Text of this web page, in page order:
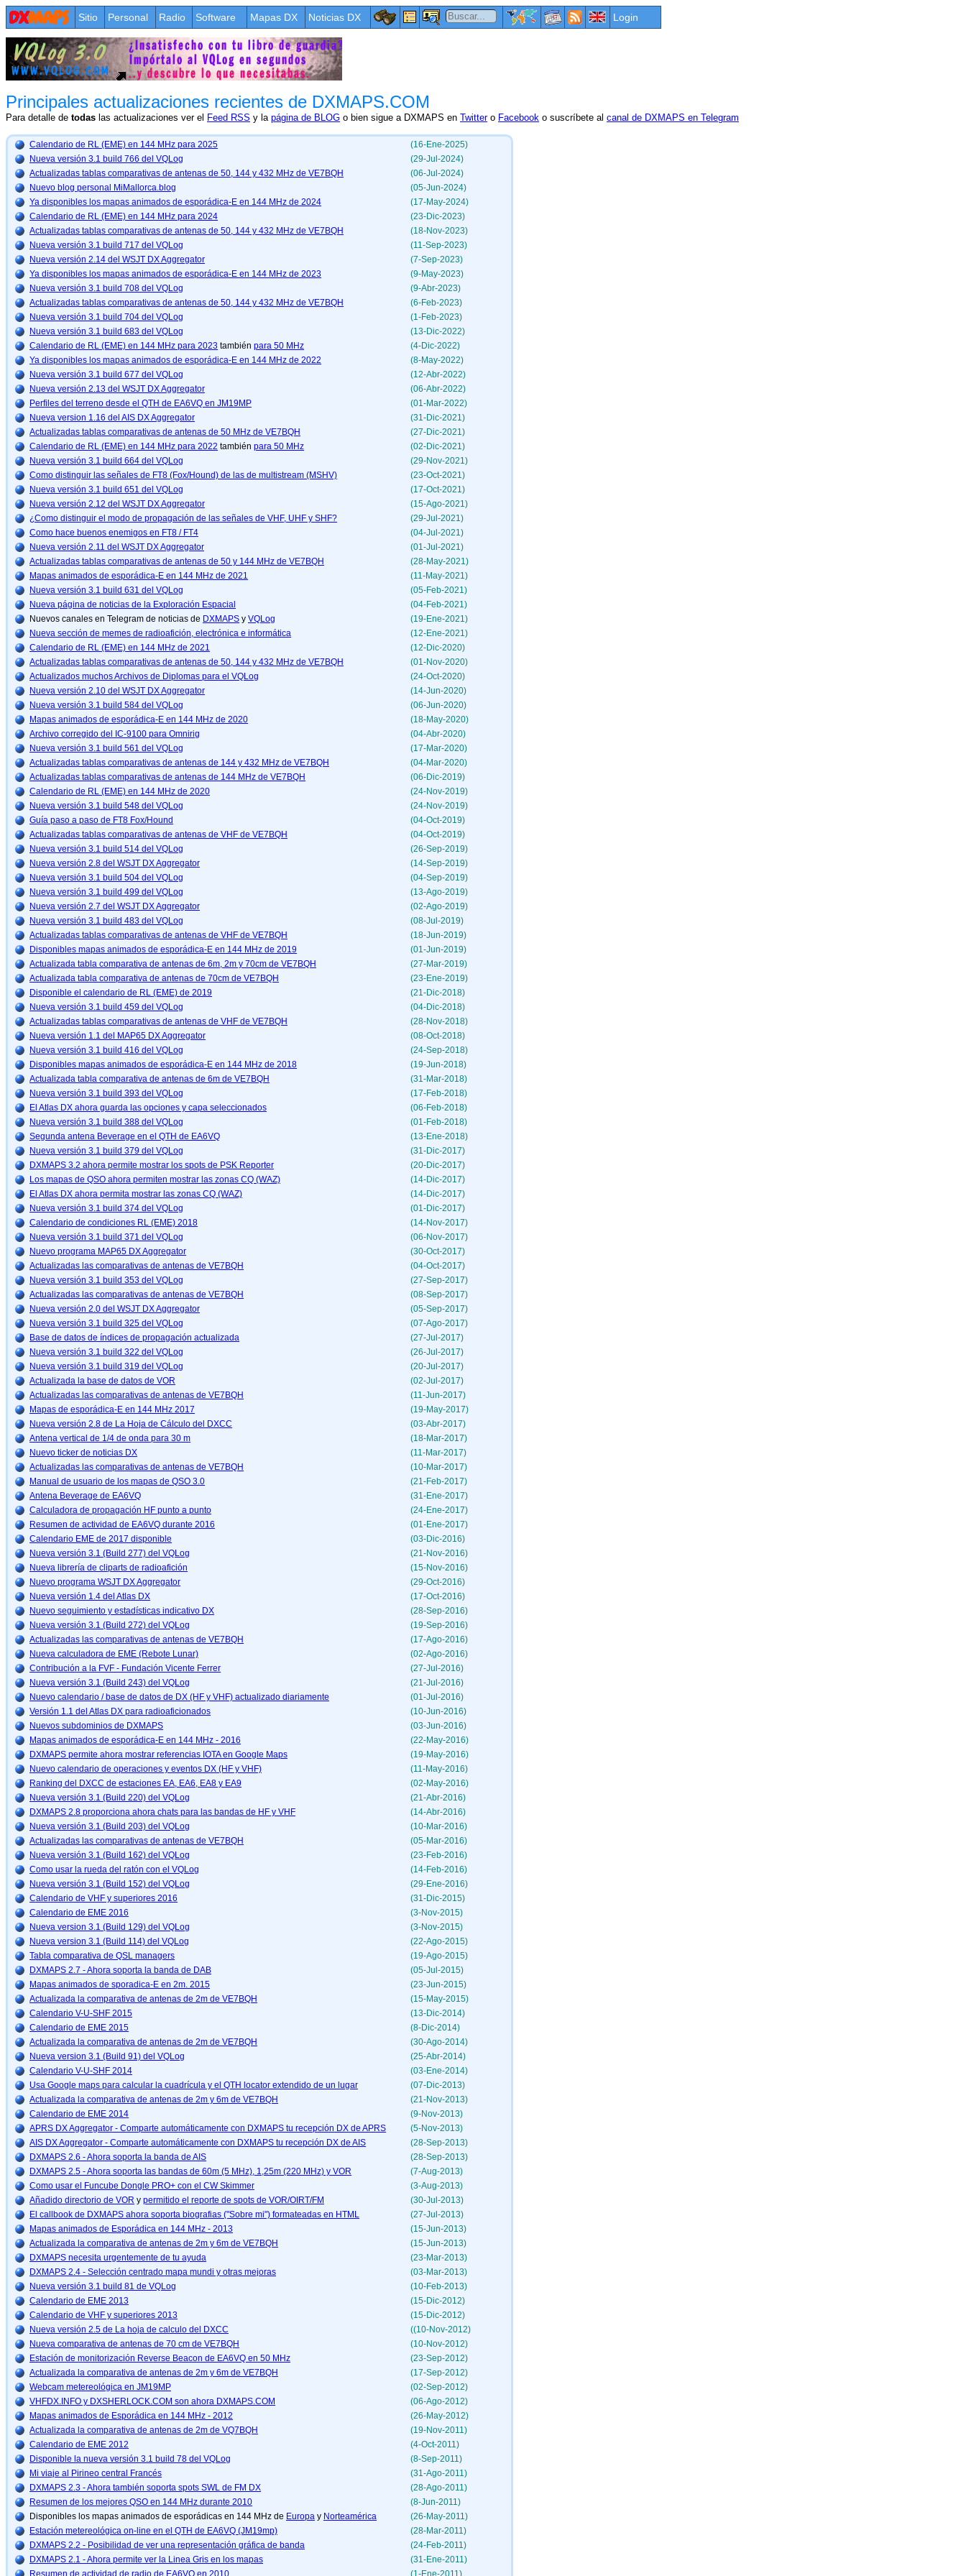
Sitio Personal Radio Software Mapas DX Noticias DX Login
Principales actualizaciones recientes de DXMAPS.COM
Para detalle de todas las actualizaciones ver el Feed RSS y la página de BLOG o bien sigue a DXMAPS en Twittero Facebook o suscríbete al canal de DXMAPS en Telegram
Calendario de RL (EME) en 144 MHz para 2025
(16-Ene-2025)
Nueva versión 3.1 build 766 del VQLog
(29-Jul-2024)
Actualizadas tablas comparativas de antenas de 50, 144 y 432 MHz de VE7BQH
(06-Jul-2024)
Nuevo blog personal MiMallorca.blog
(05-Jun-2024)
Ya disponibles los mapas animados de esporádica-E en 144 MHz de 2024
(17-May-2024)
Calendario de RL (EME) en 144 MHz para 2024
(23-Dic-2023)
Actualizadas tablas comparativas de antenas de 50, 144 y 432 MHz de VE7BQH
(18-Nov-2023)
Nueva versión 3.1 build 717 del VQLog
(11-Sep-2023)
Nueva versión 2.14 del WSJT DX Aggregator
(7-Sep-2023)
Ya disponibles los mapas animados de esporádica-E en 144 MHz de 2023
(9-May-2023)
Nueva versión 3.1 build 708 del VQLog
(9-Abr-2023)
Actualizadas tablas comparativas de antenas de 50, 144 y 432 MHz de VE7BQH
(6-Feb-2023)
Nueva versión 3.1 build 704 del VQLog
(1-Feb-2023)
Nueva versión 3.1 build 683 del VQLog
(13-Dic-2022)
Calendario de RL (EME) en 144 MHz para 2023 también para 50 MHz
(4-Dic-2022)
Ya disponibles los mapas animados de esporádica-E en 144 MHz de 2022
(8-May-2022)
Nueva versión 3.1 build 677 del VQLog
(12-Abr-2022)
Nueva versión 2.13 del WSJT DX Aggregator
(06-Abr-2022)
Perfiles del terreno desde el QTH de EA6VQ en JM19MP
(01-Mar-2022)
Nueva version 1.16 del AIS DX Aggregator
(31-Dic-2021)
Actualizadas tablas comparativas de antenas de 50 MHz de VE7BQH
(27-Dic-2021)
Calendario de RL (EME) en 144 MHz para 2022 también para 50 MHz
(02-Dic-2021)
Nueva versión 3.1 build 664 del VQLog
(29-Nov-2021)
Como distinguir las señales de FT8 (Fox/Hound) de las de multistream (MSHV)
(23-Oct-2021)
Nueva versión 3.1 build 651 del VQLog
(17-Oct-2021)
Nueva versión 2.12 del WSJT DX Aggregator
(15-Ago-2021)
¿Como distinguir el modo de propagación de las señales de VHF, UHF y SHF?
(29-Jul-2021)
Como hace buenos enemigos en FT8 / FT4
(04-Jul-2021)
Nueva versión 2.11 del WSJT DX Aggregator
(01-Jul-2021)
Actualizadas tablas comparativas de antenas de 50 y 144 MHz de VE7BQH
(28-May-2021)
Mapas animados de esporádica-E en 144 MHz de 2021
(11-May-2021)
Nueva versión 3.1 build 631 del VQLog
(05-Feb-2021)
Nueva página de noticias de la Exploración Espacial
(04-Feb-2021)
Nuevos canales en Telegram de noticias de DXMAPS y VQLog
(19-Ene-2021)
Nueva sección de memes de radioafición, electrónica e informática
(12-Ene-2021)
Calendario de RL (EME) en 144 MHz de 2021
(12-Dic-2020)
Actualizadas tablas comparativas de antenas de 50, 144 y 432 MHz de VE7BQH
(01-Nov-2020)
Actualizados muchos Archivos de Diplomas para el VQLog
(24-Oct-2020)
Nueva versión 2.10 del WSJT DX Aggregator
(14-Jun-2020)
Nueva versión 3.1 build 584 del VQLog
(06-Jun-2020)
Mapas animados de esporádica-E en 144 MHz de 2020
(18-May-2020)
Archivo corregido del IC-9100 para Omnirig
(04-Abr-2020)
Nueva versión 3.1 build 561 del VQLog
(17-Mar-2020)
Actualizadas tablas comparativas de antenas de 144 y 432 MHz de VE7BQH
(04-Mar-2020)
Actualizadas tablas comparativas de antenas de 144 MHz de VE7BQH
(06-Dic-2019)
Calendario de RL (EME) en 144 MHz de 2020
(24-Nov-2019)
Nueva versión 3.1 build 548 del VQLog
(24-Nov-2019)
Guía paso a paso de FT8 Fox/Hound
(04-Oct-2019)
Actualizadas tablas comparativas de antenas de VHF de VE7BQH
(04-Oct-2019)
Nueva versión 3.1 build 514 del VQLog
(26-Sep-2019)
Nueva versión 2.8 del WSJT DX Aggregator
(14-Sep-2019)
Nueva versión 3.1 build 504 del VQLog
(04-Sep-2019)
Nueva versión 3.1 build 499 del VQLog
(13-Ago-2019)
Nueva versión 2.7 del WSJT DX Aggregator
(02-Ago-2019)
Nueva versión 3.1 build 483 del VQLog
(08-Jul-2019)
Actualizadas tablas comparativas de antenas de VHF de VE7BQH
(18-Jun-2019)
Disponibles mapas animados de esporádica-E en 144 MHz de 2019
(01-Jun-2019)
Actualizada tabla comparativa de antenas de 6m, 2m y 70cm de VE7BQH
(27-Mar-2019)
Actualizada tabla comparativa de antenas de 70cm de VE7BQH
(23-Ene-2019)
Disponible el calendario de RL (EME) de 2019
(21-Dic-2018)
Nueva versión 3.1 build 459 del VQLog
(04-Dic-2018)
Actualizadas tablas comparativas de antenas de VHF de VE7BQH
(28-Nov-2018)
Nueva versión 1.1 del MAP65 DX Aggregator
(08-Oct-2018)
Nueva versión 3.1 build 416 del VQLog
(24-Sep-2018)
Disponibles mapas animados de esporádica-E en 144 MHz de 2018
(19-Jun-2018)
Actualizada tabla comparativa de antenas de 6m de VE7BQH
(31-Mar-2018)
Nueva versión 3.1 build 393 del VQLog
(17-Feb-2018)
El Atlas DX ahora guarda las opciones y capa seleccionados
(06-Feb-2018)
Nueva versión 3.1 build 388 del VQLog
(01-Feb-2018)
Segunda antena Beverage en el QTH de EA6VQ
(13-Ene-2018)
Nueva versión 3.1 build 379 del VQLog
(31-Dic-2017)
DXMAPS 3.2 ahora permite mostrar los spots de PSK Reporter
(20-Dic-2017)
Los mapas de QSO ahora permiten mostrar las zonas CQ (WAZ)
(14-Dic-2017)
El Atlas DX ahora permita mostrar las zonas CQ (WAZ)
(14-Dic-2017)
Nueva versión 3.1 build 374 del VQLog
(01-Dic-2017)
Calendario de condiciones RL (EME) 2018
(14-Nov-2017)
Nueva versión 3.1 build 371 del VQLog
(06-Nov-2017)
Nuevo programa MAP65 DX Aggregator
(30-Oct-2017)
Actualizadas las comparativas de antenas de VE7BQH
(04-Oct-2017)
Nueva versión 3.1 build 353 del VQLog
(27-Sep-2017)
Actualizadas las comparativas de antenas de VE7BQH
(08-Sep-2017)
Nueva versión 2.0 del WSJT DX Aggregator
(05-Sep-2017)
Nueva versión 3.1 build 325 del VQLog
(07-Ago-2017)
Base de datos de índices de propagación actualizada
(27-Jul-2017)
Nueva versión 3.1 build 322 del VQLog
(26-Jul-2017)
Nueva versión 3.1 build 319 del VQLog
(20-Jul-2017)
Actualizada la base de datos de VOR
(02-Jul-2017)
Actualizadas las comparativas de antenas de VE7BQH
(11-Jun-2017)
Mapas de esporádica-E en 144 MHz 2017
(19-May-2017)
Nueva versión 2.8 de La Hoja de Cálculo del DXCC
(03-Abr-2017)
Antena vertical de 1/4 de onda para 30 m
(18-Mar-2017)
Nuevo ticker de noticias DX
(11-Mar-2017)
Actualizadas las comparativas de antenas de VE7BQH
(10-Mar-2017)
Manual de usuario de los mapas de QSO 3.0
(21-Feb-2017)
Antena Beverage de EA6VQ
(31-Ene-2017)
Calculadora de propagación HF punto a punto
(24-Ene-2017)
Resumen de actividad de EA6VQ durante 2016
(01-Ene-2017)
Calendario EME de 2017 disponible
(03-Dic-2016)
Nueva versión 3.1 (Build 277) del VQLog
(21-Nov-2016)
Nueva librería de cliparts de radioafición
(15-Nov-2016)
Nuevo programa WSJT DX Aggregator
(29-Oct-2016)
Nueva versión 1.4 del Atlas DX
(17-Oct-2016)
Nuevo seguimiento y estadísticas indicativo DX
(28-Sep-2016)
Nueva versión 3.1 (Build 272) del VQLog
(19-Sep-2016)
Actualizadas las comparativas de antenas de VE7BQH
(17-Ago-2016)
Nueva calculadora de EME (Rebote Lunar)
(02-Ago-2016)
Contribución a la FVF - Fundación Vicente Ferrer
(27-Jul-2016)
Nueva versión 3.1 (Build 243) del VQLog
(21-Jul-2016)
Nuevo calendario / base de datos de DX (HF y VHF) actualizado diariamente
(01-Jul-2016)
Versión 1.1 del Atlas DX para radioaficionados
(10-Jun-2016)
Nuevos subdominios de DXMAPS
(03-Jun-2016)
Mapas animados de esporádica-E en 144 MHz - 2016
(22-May-2016)
DXMAPS permite ahora mostrar referencias IOTA en Google Maps
(19-May-2016)
Nuevo calendario de operaciones y eventos DX (HF y VHF)
(11-May-2016)
Ranking del DXCC de estaciones EA, EA6, EA8 y EA9
(02-May-2016)
Nueva versión 3.1 (Build 220) del VQLog
(21-Abr-2016)
DXMAPS 2.8 proporciona ahora chats para las bandas de HF y VHF
(14-Abr-2016)
Nueva versión 3.1 (Build 203) del VQLog
(10-Mar-2016)
Actualizadas las comparativas de antenas de VE7BQH
(05-Mar-2016)
Nueva versión 3.1 (Build 162) del VQLog
(23-Feb-2016)
Como usar la rueda del ratón con el VQLog
(14-Feb-2016)
Nueva versión 3.1 (Build 152) del VQLog
(29-Ene-2016)
Calendario de VHF y superiores 2016
(31-Dic-2015)
Calendario de EME 2016
(3-Nov-2015)
Nueva version 3.1 (Build 129) del VQLog
(3-Nov-2015)
Nueva version 3.1 (Build 114) del VQLog
(22-Ago-2015)
Tabla comparativa de QSL managers
(19-Ago-2015)
DXMAPS 2.7 - Ahora soporta la banda de DAB
(05-Jul-2015)
Mapas animados de sporadica-E en 2m. 2015
(23-Jun-2015)
Actualizada la comparativa de antenas de 2m de VE7BQH
(15-May-2015)
Calendario V-U-SHF 2015
(13-Dic-2014)
Calendario de EME 2015
(8-Dic-2014)
Actualizada la comparativa de antenas de 2m de VE7BQH
(30-Ago-2014)
Nueva version 3.1 (Build 91) del VQLog
(25-Abr-2014)
Calendario V-U-SHF 2014
(03-Ene-2014)
Usa Google maps para calcular la cuadrícula y el QTH locator extendido de un lugar
(07-Dic-2013)
Actualizada la comparativa de antenas de 2m y 6m de VE7BQH
(21-Nov-2013)
Calendario de EME 2014
(9-Nov-2013)
APRS DX Aggregator - Comparte automáticamente con DXMAPS tu recepción DX de APRS
(5-Nov-2013)
AIS DX Aggregator - Comparte automáticamente con DXMAPS tu recepción DX de AIS
(28-Sep-2013)
DXMAPS 2.6 - Ahora soporta la banda de AIS
(28-Sep-2013)
DXMAPS 2.5 - Ahora soporta las bandas de 60m (5 MHz), 1,25m (220 MHz) y VOR
(7-Aug-2013)
Como usar el Funcube Dongle PRO+ con el CW Skimmer
(3-Aug-2013)
Añadido directorio de VOR y permitido el reporte de spots de VOR/OIRT/FM
(30-Jul-2013)
El callbook de DXMAPS ahora soporta biografias ("Sobre mi") formateadas en HTML
(27-Jul-2013)
Mapas animados de Esporádica en 144 MHz - 2013
(15-Jun-2013)
Actualizada la comparativa de antenas de 2m y 6m de VE7BQH
(15-Jun-2013)
DXMAPS necesita urgentemente de tu ayuda
(23-Mar-2013)
DXMAPS 2.4 - Selección centrado mapa mundi y otras mejoras
(03-Mar-2013)
Nueva versión 3.1 build 81 de VQLog
(10-Feb-2013)
Calendario de EME 2013
(15-Dic-2012)
Calendario de VHF y superiores 2013
(15-Dic-2012)
Nueva versión 2.5 de La hoja de calculo del DXCC
((10-Nov-2012)
Nueva comparativa de antenas de 70 cm de VE7BQH
(10-Nov-2012)
Estación de monitorización Reverse Beacon de EA6VQ en 50 MHz
(23-Sep-2012)
Actualizada la comparativa de antenas de 2m y 6m de VE7BQH
(17-Sep-2012)
Webcam metereológica en JM19MP
(02-Sep-2012)
VHFDX.INFO y DXSHERLOCK.COM son ahora DXMAPS.COM
(06-Ago-2012)
Mapas animados de Esporádica en 144 MHz - 2012
(26-May-2012)
Actualizada la comparativa de antenas de 2m de VQ7BQH
(19-Nov-2011)
Calendario de EME 2012
(4-Oct-2011)
Disponible la nueva versión 3.1 build 78 del VQLog
(8-Sep-2011)
Mi viaje al Pirineo central Francés
(31-Ago-2011)
DXMAPS 2.3 - Ahora también soporta spots SWL de FM DX
(28-Ago-2011)
Resumen de los mejores QSO en 144 MHz durante 2010
(8-Jun-2011)
Disponibles los mapas animados de esporádicas en 144 MHz de Europa y Norteamérica
(26-May-2011)
Estación metereológica on-line en el QTH de EA6VQ (JM19mp)
(28-Mar-2011)
DXMAPS 2.2 - Posibilidad de ver una representación gráfica de banda
(24-Feb-2011)
DXMAPS 2.1 - Ahora permite ver la Linea Gris en los mapas
(31-Ene-2011)
Resumen de actividad de radio de EA6VQ en 2010
(1-Ene-2011)